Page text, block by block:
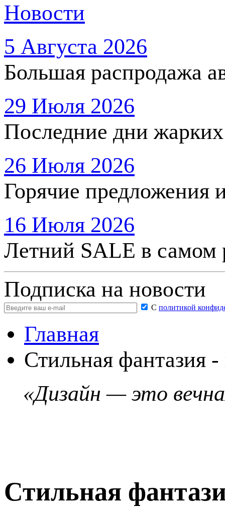
Новости
5 Августа 2026
Большая распродажа
29 Июля 2026
Последние дни
26 Июля 2026
Горячие предложения
16 Июля 2026
Летний SALE в самом
Подписка на новости
С политикой
Главная
Стильная фантазия
«Дизайн — это
Стильная